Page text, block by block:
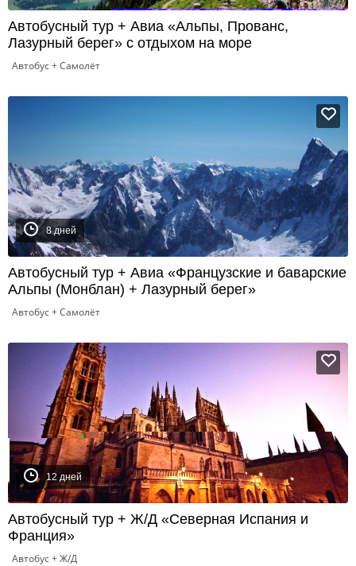
Автобусный тур + Авиа «Альпы, Прованс,
Лазурный берег» с отдыхом на море
Автобус + Самолёт
8 дней
Автобусный тур + Авиа «Французские и баварские
Альпы (Монблан) + Лазурный берег»
Автобус + Самолёт
12 дней
Автобусный тур + Ж/Д «Северная Испания и
Франция»
Автобус + Ж/Д